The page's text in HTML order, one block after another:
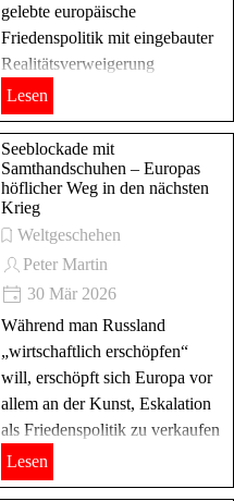
gelebte europäische
Friedenspolitik mit eingebauter
Realitätsverweigerung
Lesen
Seeblockade mit
Samthandschuhen – Europas
höflicher Weg in den nächsten
Krieg
Weltgeschehen
Peter Martin
30 Mär 2026
Während man Russland
„wirtschaftlich erschöpfen“
will, erschöpft sich Europa vor
allem an der Kunst, Eskalation
als Friedenspolitik zu verkaufen
Lesen